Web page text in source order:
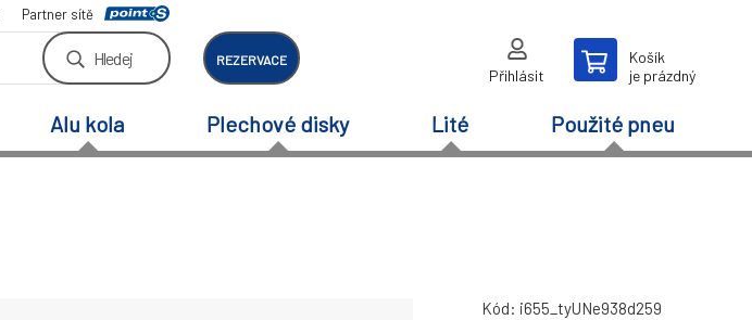
Partner sítě
Hledej REZERVACE
Přihlásit
Košík
je prázdný
Alu kola Plechové disky Lité Použité pneu
Kód: i655_tyUNe938d259